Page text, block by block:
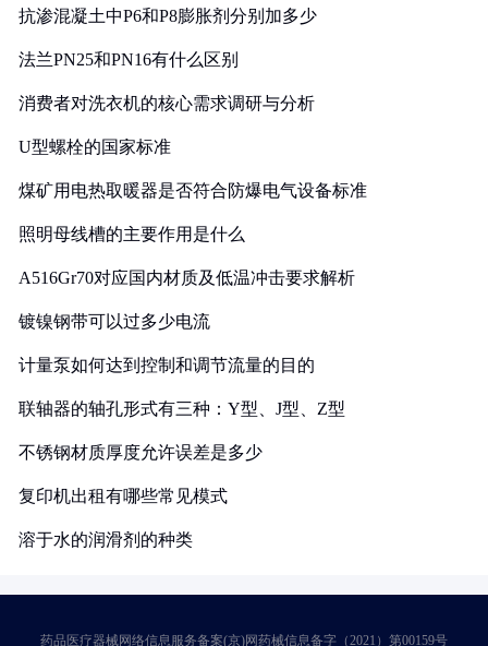
抗渗混凝土中P6和P8膨胀剂分别加多少
法兰PN25和PN16有什么区别
消费者对洗衣机的核心需求调研与分析
U型螺栓的国家标准
煤矿用电热取暖器是否符合防爆电气设备标准
照明母线槽的主要作用是什么
A516Gr70对应国内材质及低温冲击要求解析
镀镍钢带可以过多少电流
计量泵如何达到控制和调节流量的目的
联轴器的轴孔形式有三种：Y型、J型、Z型
不锈钢材质厚度允许误差是多少
复印机出租有哪些常见模式
溶于水的润滑剂的种类
药品医疗器械网络信息服务备案(京)网药械信息备字（2021）第00159号